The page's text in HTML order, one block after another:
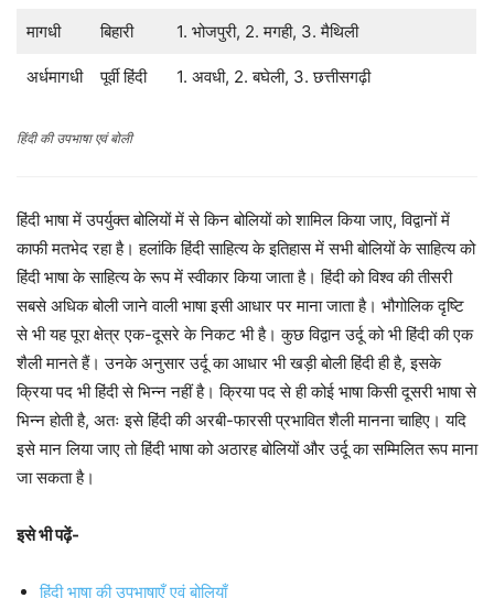
मागधी बिहारी 1. भोजपुरी, 2. मगही, 3. मैथिली
अर्धमागधी पूर्वी हिंदी 1. अवधी, 2. बघेली, 3. छत्तीसगढ़ी
हिंदी की उपभाषा एवं बोली
हिंदी भाषा में उपर्युक्त बोलियों में से किन बोलियों को शामिल किया जाए, विद्वानों में
काफी मतभेद रहा है। हलांकि हिंदी साहित्य के इतिहास में सभी बोलियों के साहित्य को
हिंदी भाषा के साहित्य के रूप में स्वीकार किया जाता है। हिंदी को विश्व की तीसरी
सबसे अधिक बोली जाने वाली भाषा इसी आधार पर माना जाता है। भौगोलिक दृष्टि
से भी यह पूरा क्षेत्र एक-दूसरे के निकट भी है। कुछ विद्वान उर्दू को भी हिंदी की एक
शैली मानते हैं। उनके अनुसार उर्दू का आधार भी खड़ी बोली हिंदी ही है, इसके
क्रिया पद भी हिंदी से भिन्न नहीं है। क्रिया पद से ही कोई भाषा किसी दूसरी भाषा से
भिन्न होती है, अतः इसे हिंदी की अरबी-फारसी प्रभावित शैली मानना चाहिए। यदि
इसे मान लिया जाए तो हिंदी भाषा को अठारह बोलियों और उर्दू का सम्मिलित रूप माना
जा सकता है।
इसे भी पढ़ें-
हिंदी भाषा की उपभाषाएँ एवं बोलियाँ